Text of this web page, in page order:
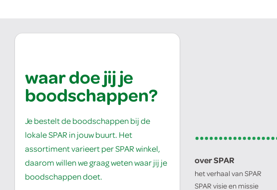
waar doe jij je
boodschappen?
Je bestelt de boodschappen bij de
lokale SPAR in jouw buurt. Het
assortiment varieert per SPAR winkel,
daarom willen we graag weten waar jij je
boodschappen doet.
over SPAR
het verhaal vanSPAR
SPAR visie en missie